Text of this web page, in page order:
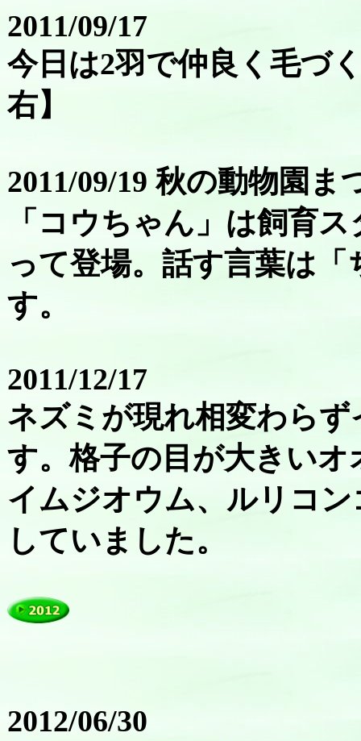
2011/09/17
今日は2羽で仲良く毛づ
右】
2011/09/19 秋の動物園
「コウちゃん」は飼育
って登場。話す言葉は
す。
2011/12/17
ネズミが現れ相変わら
す。格子の目が大きい
イムジオウム、ルリコ
していました。
2012/06/30